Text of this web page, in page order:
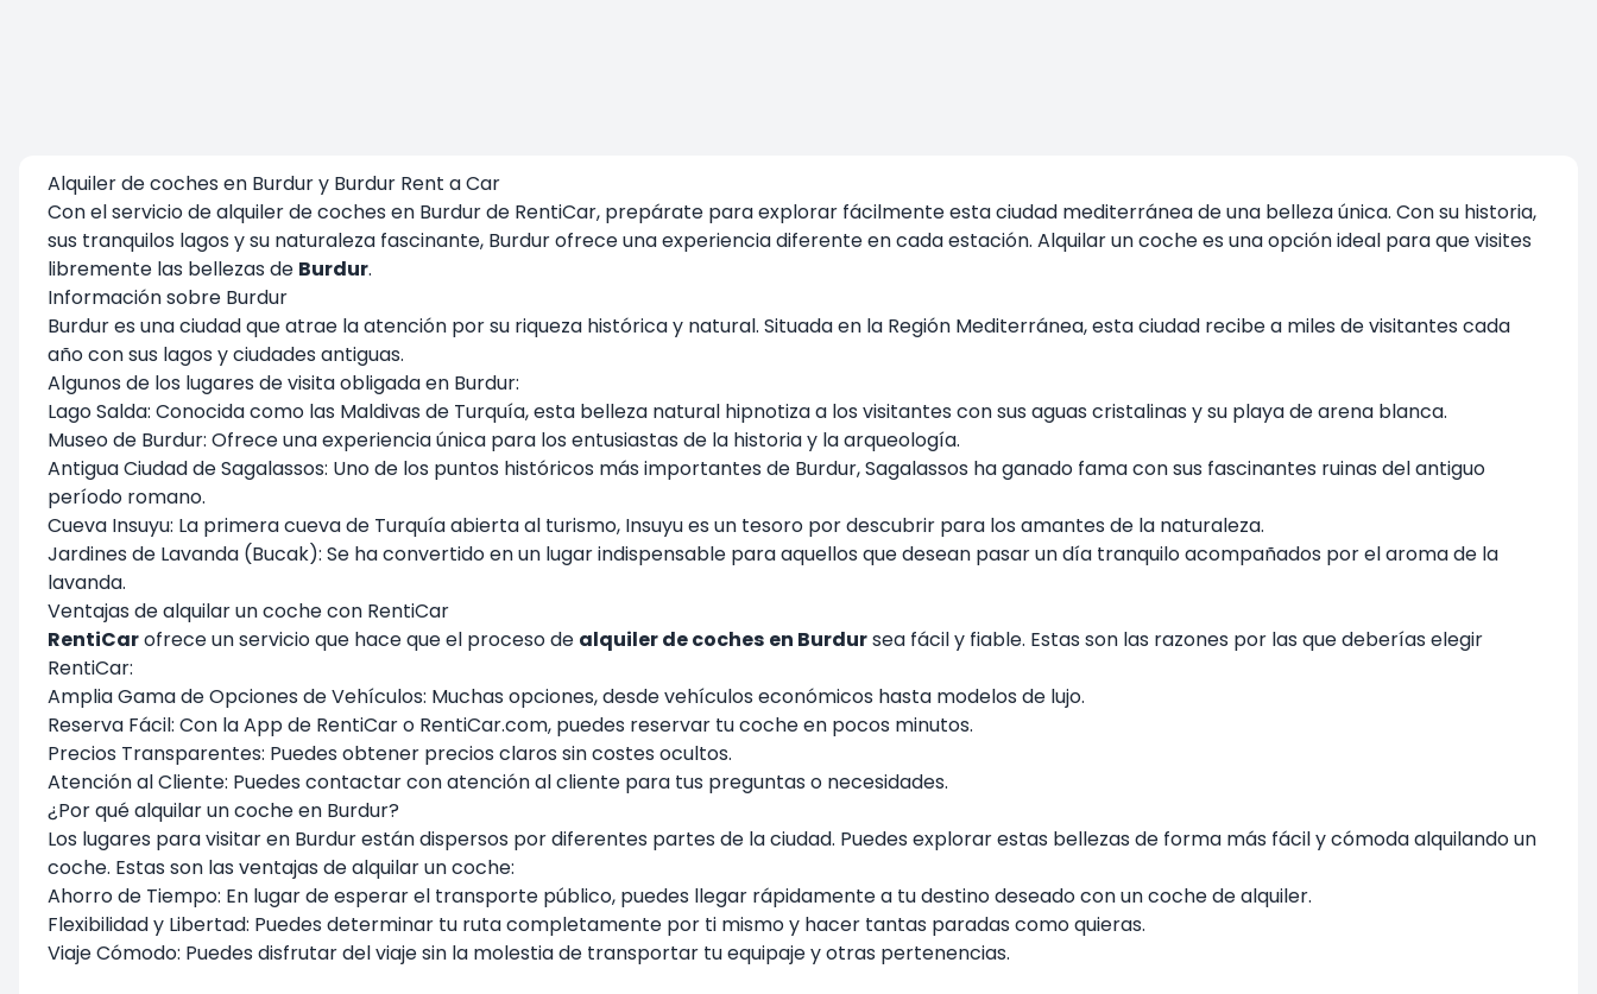
Alquiler de coches en Burdur y Burdur Rent a Car
Con el servicio de alquiler de coches en Burdur de RentiCar, prepárate para explorar fácilmente esta ciudad mediterránea de una belleza única. Con su historia,
sus tranquilos lagos y su naturaleza fascinante, Burdur ofrece una experiencia diferente en cada estación. Alquilar un coche es una opción ideal para que visites
libremente las bellezas de Burdur.
Información sobre Burdur
Burdur es una ciudad que atrae la atención por su riqueza histórica y natural. Situada en la Región Mediterránea, esta ciudad recibe a miles de visitantes cada
año con sus lagos y ciudades antiguas.
Algunos de los lugares de visita obligada en Burdur:
Lago Salda: Conocida como las Maldivas de Turquía, esta belleza natural hipnotiza a los visitantes con sus aguas cristalinas y su playa de arena blanca.
Museo de Burdur: Ofrece una experiencia única para los entusiastas de la historia y la arqueología.
Antigua Ciudad de Sagalassos: Uno de los puntos históricos más importantes de Burdur, Sagalassos ha ganado fama con sus fascinantes ruinas del antiguo
período romano.
Cueva Insuyu: La primera cueva de Turquía abierta al turismo, Insuyu es un tesoro por descubrir para los amantes de la naturaleza.
Jardines de Lavanda (Bucak): Se ha convertido en un lugar indispensable para aquellos que desean pasar un día tranquilo acompañados por el aroma de la
lavanda.
Ventajas de alquilar un coche con RentiCar
RentiCarofrece un servicio que hace que el proceso de alquiler de coches en Burdursea fácil y fiable. Estas son las razones por las que deberías elegir
RentiCar:
Amplia Gama de Opciones de Vehículos: Muchas opciones, desde vehículos económicos hasta modelos de lujo.
Reserva Fácil: Con la App de RentiCar o RentiCar.com, puedes reservar tu coche en pocos minutos.
Precios Transparentes: Puedes obtener precios claros sin costes ocultos.
Atención al Cliente: Puedes contactar con atención al cliente para tus preguntas o necesidades.
¿Por qué alquilar un coche en Burdur?
Los lugares para visitar en Burdur están dispersos por diferentes partes de la ciudad. Puedes explorar estas bellezas de forma más fácil y cómoda alquilando un
coche. Estas son las ventajas de alquilar un coche:
Ahorro de Tiempo: En lugar de esperar el transporte público, puedes llegar rápidamente a tu destino deseado con un coche de alquiler.
Flexibilidad y Libertad: Puedes determinar tu ruta completamente por ti mismo y hacer tantas paradas como quieras.
Viaje Cómodo: Puedes disfrutar del viaje sin la molestia de transportar tu equipaje y otras pertenencias.